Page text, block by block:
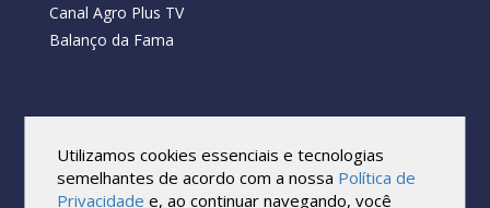
Canal Agro Plus TV
Balanço da Fama
Todos os direitos reservados.
Reprodução no todo ou em parte sob qualquer forma ou meio,
sem expressa autorização por escrito do Cartão de Visita, é
Utilizamos cookies essenciais e tecnologias
semelhantes de acordo com a nossa Política de
Privacidade e, ao continuar navegando, você